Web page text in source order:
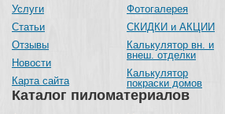
Каталог пиломатериалов
Услуги
Статьи
Отзывы
Новости
Карта сайта
Фотогалерея
СКИДКИ и АКЦИИ
Калькулятор вн. и
внеш. отделки
Калькулятор
покраски домов